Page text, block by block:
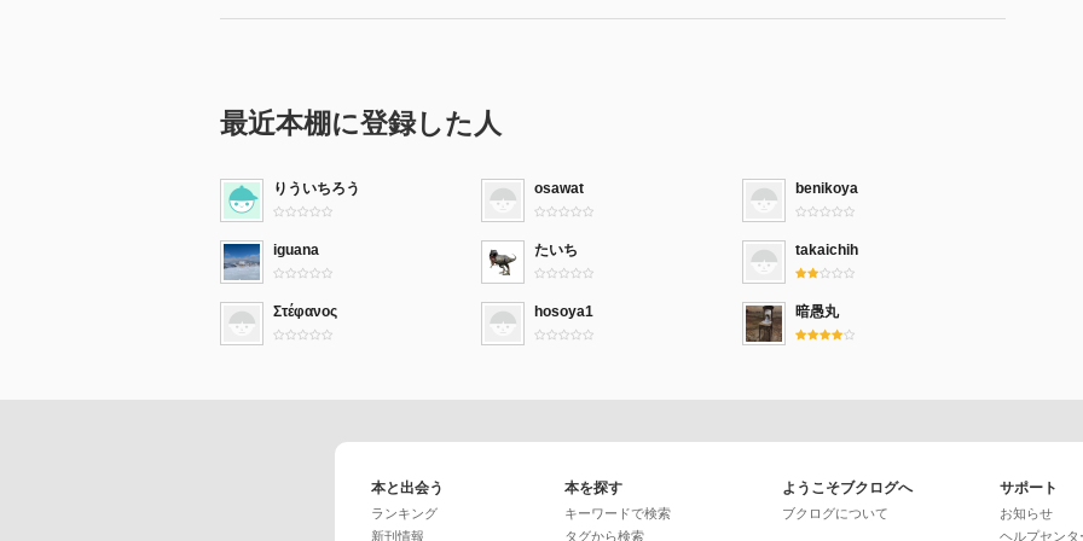
最近本棚に登録した人
りういちろう osawat benikoya
iguana たいち takaichih
Στέφανος hosoya1 暗愚丸
本と出会う
ランキング
新刊情報
本を探す
キーワードで検索
タグから検索
ようこそブクログへ
ブクログについて
サポート
お知らせ
ヘルプセンタ